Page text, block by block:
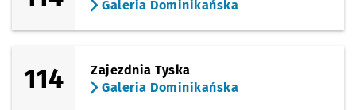
Galeria Dominikańska
114
Zajezdnia Tyska
Galeria Dominikańska